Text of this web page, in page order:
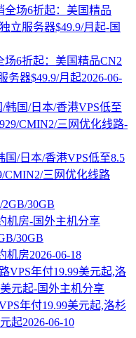
场6折起：美国精品CN2
务器$49.9/月起2026-06-
国/日本/香港VPS低至8.5
CMIN2/三网优化线路
30GB
机房2026-06-18
年付19.99美元起,洛杉
起2026-06-10